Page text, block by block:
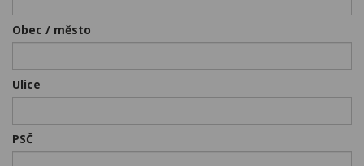
Obec / město
Ulice
PSČ